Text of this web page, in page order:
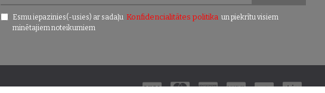
Esmu iepazinies(-usies) ar sadaļu Konfidencialitātes politika un piekrītu visiem
minētajiem noteikumiem